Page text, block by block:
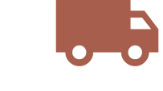
local_shipping